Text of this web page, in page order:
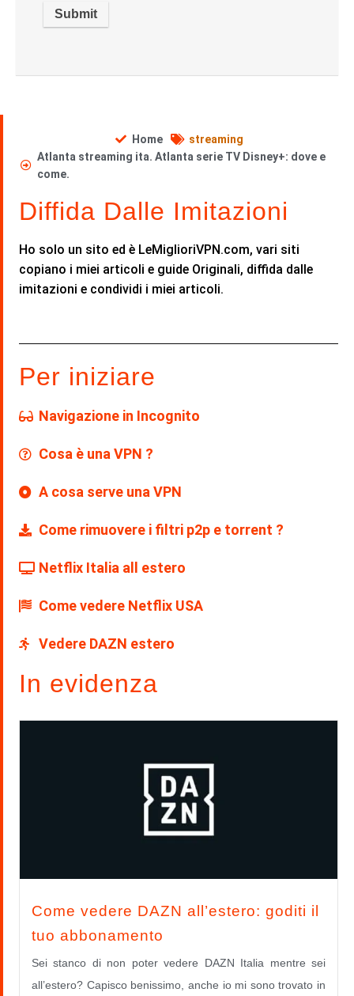
Home
streaming
Atlanta streaming ita. Atlanta serie TV Disney+: dove e
come.
Diffida Dalle Imitazioni
Ho solo un sito ed è LeMiglioriVPN.com, vari siti
copiano i miei articoli e guide Originali, diffida dalle
imitazioni e condividi i miei articoli.
Per iniziare
Navigazione in Incognito
Cosa è una VPN ?
A cosa serve una VPN
Come rimuovere i filtri p2p e torrent ?
Netflix Italia all estero
Come vedere Netflix USA
Vedere DAZN estero
In evidenza
Come vedere DAZN all’estero: goditi il
tuo abbonamento
Sei stanco di non poter vedere DAZN Italia mentre sei
all’estero? Capisco benissimo, anche io mi sono trovato in